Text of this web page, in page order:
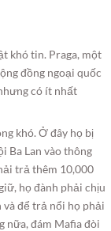
khó tin. Praga, một
đồng ngoại quốc
có ít nhất
khó. Ở đây họ bị
Ba Lan vào thông
trả thêm 10,000
họ đành phải chịu
và để trả nổi họ phải
nữa, đám Mafia đòi